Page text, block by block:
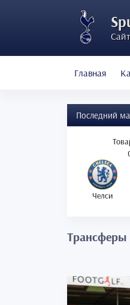
Главная
Последний
Челси
Трансферы